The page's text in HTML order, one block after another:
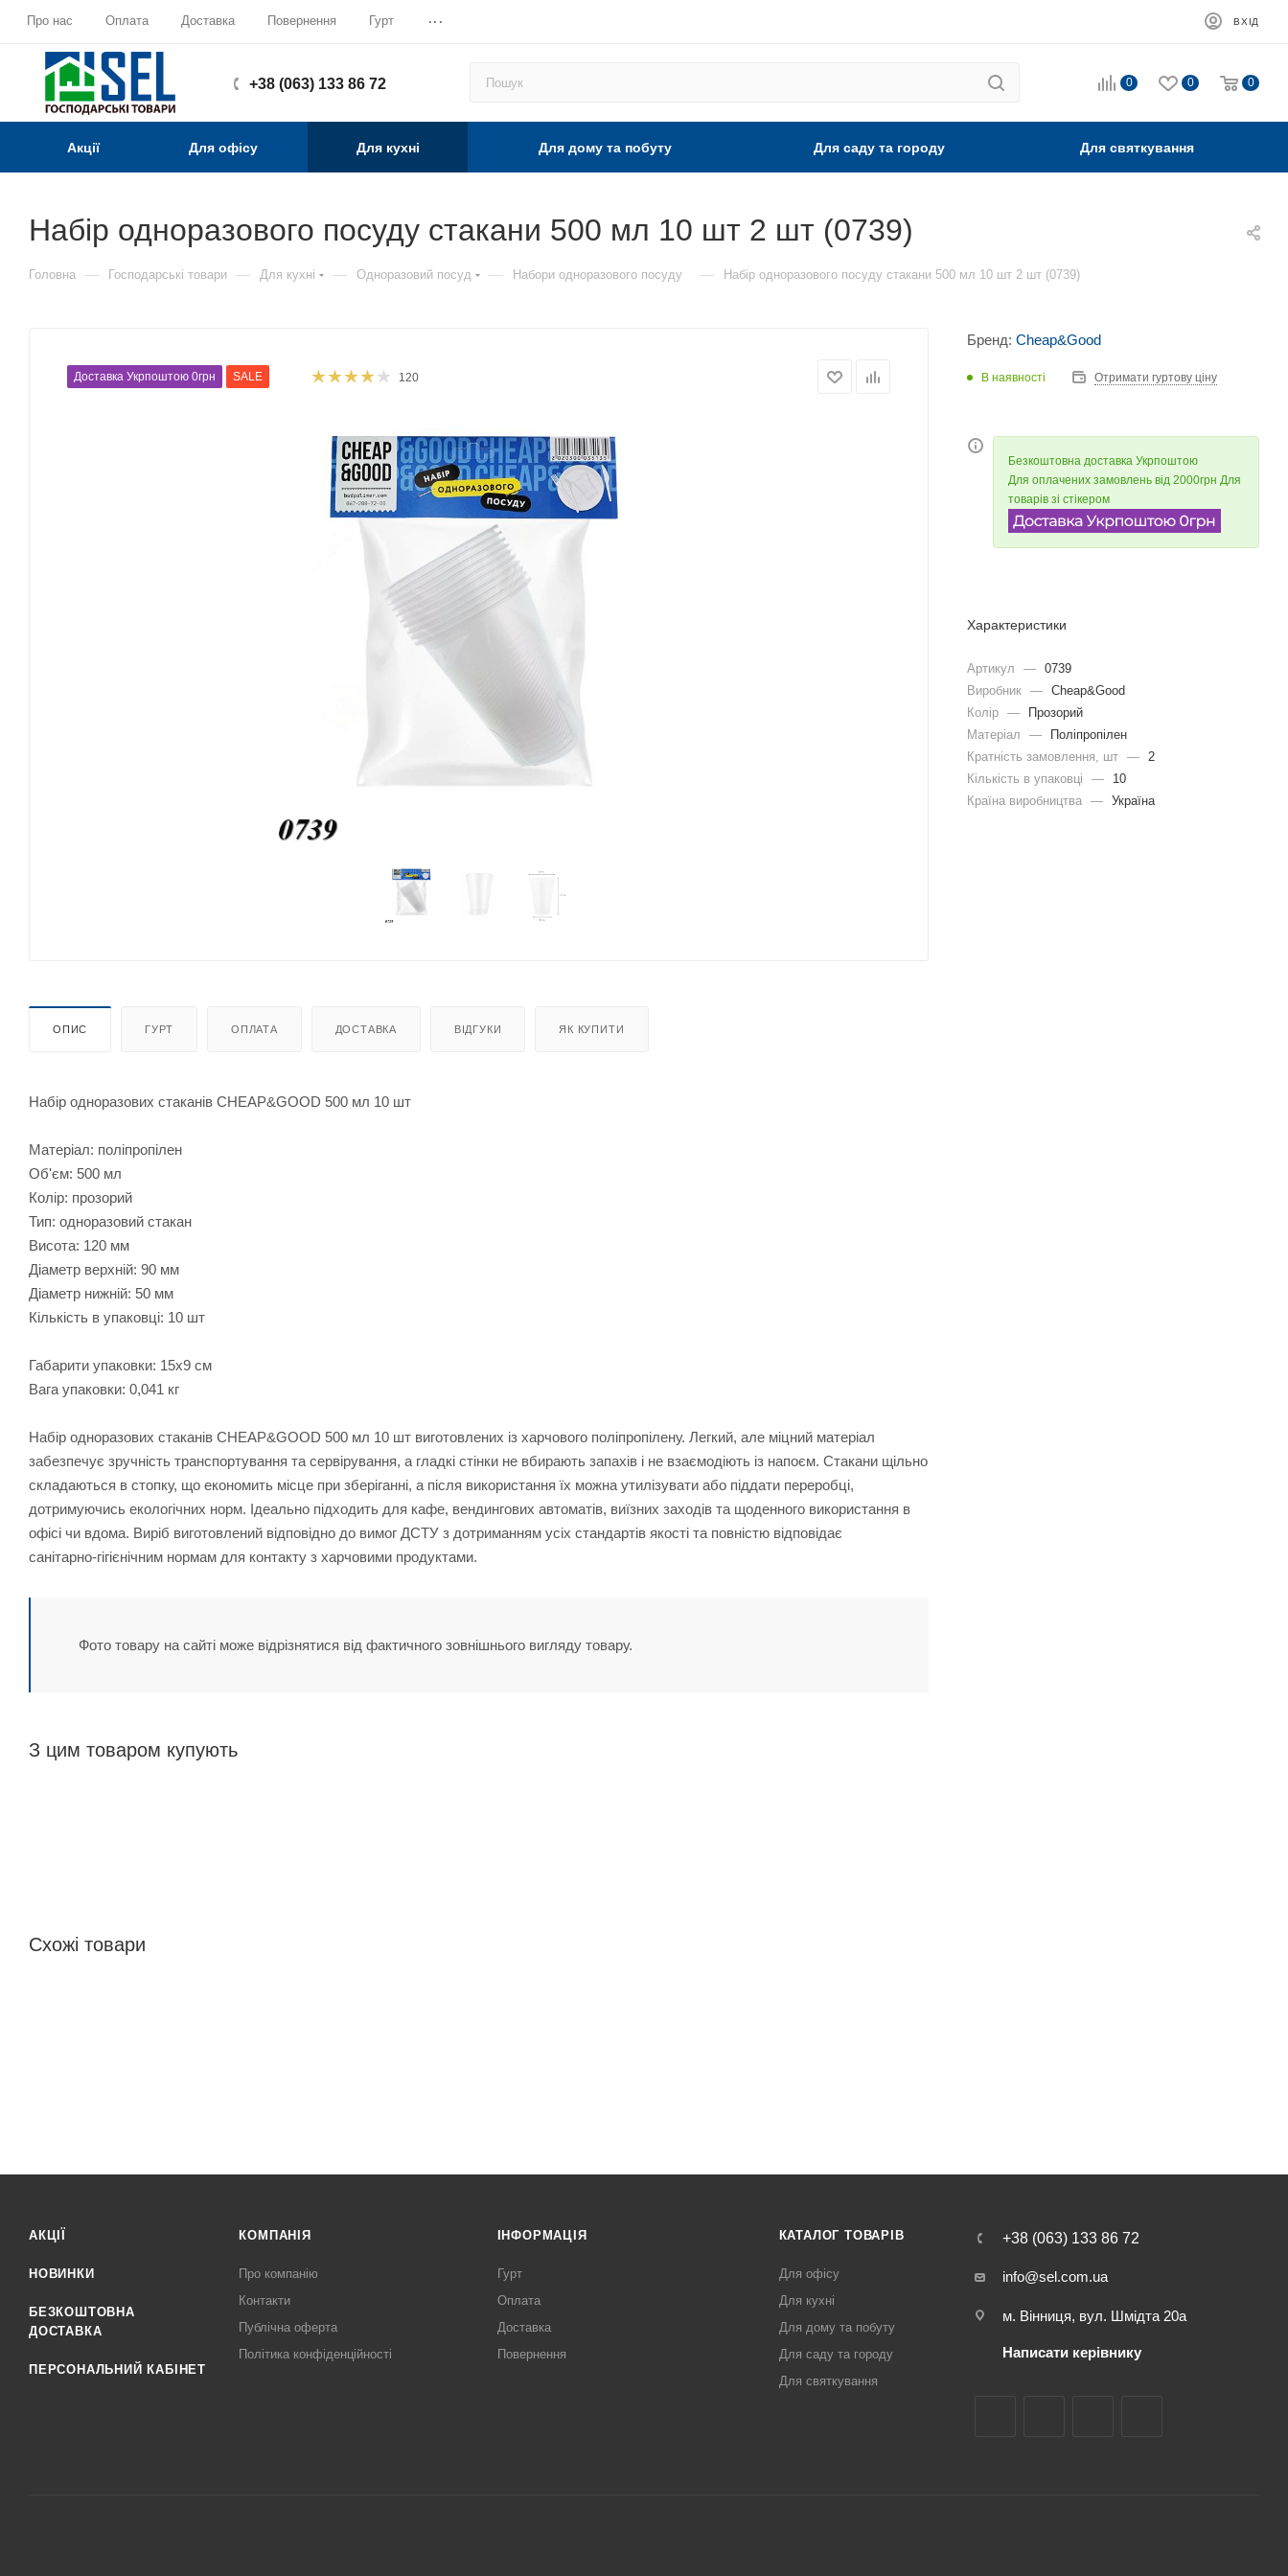
Про нас Оплата Доставка Повернення Гурт ... ВХІД
+38 (063) 133 86 72 0 0 0
Акції Для офісу Для кухні Для дому та побуту Для саду та городу Для святкування
Набір одноразового посуду стакани 500 мл 10 шт 2 шт (0739)
Головна — Господарські товари — Для кухні — Одноразовий посуд — Набори одноразового посуду — Набір одноразового посуду стакани 500 мл 10 шт 2 шт (0739)
Доставка Укрпоштою 0грн SALE 120
ОПИС ГУРТ ОПЛАТА ДОСТАВКА ВІДГУКИ ЯК КУПИТИ
Набір одноразових стаканів CHEAP&GOOD 500 мл 10 шт
Матеріал: поліпропілен
Об'єм: 500 мл
Колір: прозорий
Тип: одноразовий стакан
Висота: 120 мм
Діаметр верхній: 90 мм
Діаметр нижній: 50 мм
Кількість в упаковці: 10 шт
Габарити упаковки: 15х9 см
Вага упаковки: 0,041 кг
Набір одноразових стаканів CHEAP&GOOD 500 мл 10 шт виготовлених із харчового поліпропілену. Легкий, але міцний матеріал
забезпечує зручність транспортування та сервірування, а гладкі стінки не вбирають запахів і не взаємодіють із напоєм. Стакани щільно
складаються в стопку, що економить місце при зберіганні, а після використання їх можна утилізувати або піддати переробці,
дотримуючись екологічних норм. Ідеально підходить для кафе, вендингових автоматів, виїзних заходів та щоденного використання в
офісі чи вдома. Виріб виготовлений відповідно до вимог ДСТУ з дотриманням усіх стандартів якості та повністю відповідає
санітарно‑гігієнічним нормам для контакту з харчовими продуктами.
Фото товару на сайті може відрізнятися від фактичного зовнішнього вигляду товару.
З цим товаром купують
Схожі товари
Бренд: Cheap&Good
В наявності Отримати гуртову ціну
Безкоштовна доставка Укрпоштою
Для оплачених замовлень від 2000грн Для
товарів зі стікером
Характеристики
Артикул — 0739
Виробник — Cheap&Good
Колір —
Прозорий
Матеріал
—
Поліпропілен
Кратність замовлення, шт —
2
Кількість в упаковці
—
10
Країна виробництва — Україна
АКЦІЇ
НОВИНКИ
БЕЗКОШТОВНА
ДОСТАВКА
ПЕРСОНАЛЬНИЙ КАБІНЕТ
КОМПАНІЯ
Про компанію
Контакти
Публічна оферта
Політика конфіденційності
ІНФОРМАЦІЯ
Гурт
Оплата
Доставка
Повернення
КАТАЛОГ ТОВАРІВ
Для офісу
Для кухні
Для дому та побуту
Для саду та городу
Для святкування
+38 (063) 133 86 72
info@sel.com.ua
м. Вінниця, вул. Шмідта 20а
Написати керівнику